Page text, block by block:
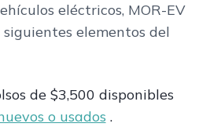
eléctricos, MOR-EV
elementos del
de $3,500 disponibles
o usados .